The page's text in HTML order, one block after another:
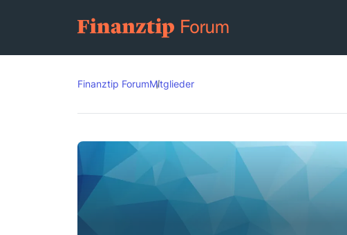
Finanztip ForumMitglieder